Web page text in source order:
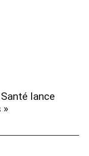
lance
»